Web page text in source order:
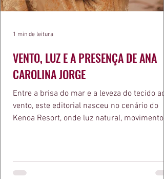
VENTO, LUZ E A PRESENÇA DE ANA
CAROLINA JORGE
Entre a brisa do mar e a leveza do tecido ao
vento, este editorial nasceu no cenário do
Kenoa Resort, onde luz natural, movimento e
bolsa da Malu Pires, em uma composição
1 min de leitura